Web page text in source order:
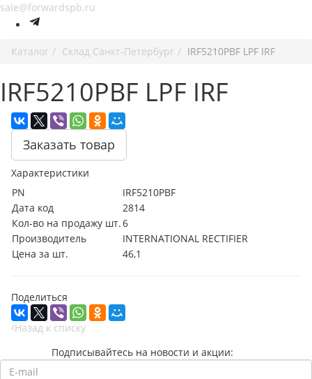
sale@forwardspb.ru
Каталог Cклад Санкт-Петербург IRF5210PBF LPF IRF
IRF5210PBF LPF IRF
Заказать товар
Характеристики
PN
IRF5210PBF
Дата код
2814
Кол-во на продажу шт.6
Производитель
INTERNATIONAL RECTIFIER
Цена за шт.
46,1
Поделиться
Назад к списку
Подписывайтесь на новости и акции: